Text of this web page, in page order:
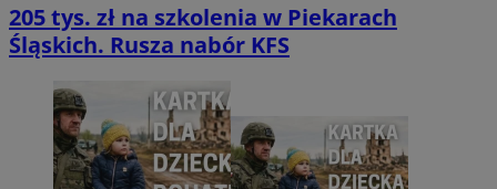
205 tys. zł na szkolenia w Piekarach
Śląskich. Rusza nabór KFS